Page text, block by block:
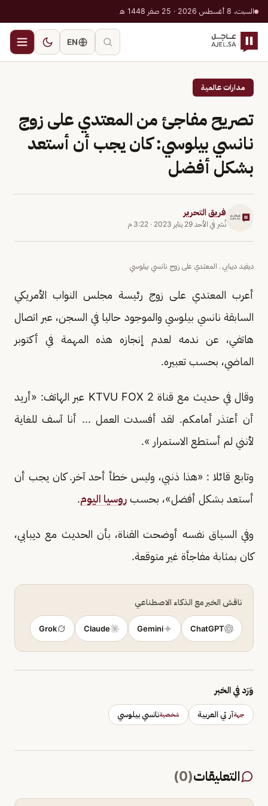
السبت، 8 أغسطس 2026 · 25 صفر 1448 هـ
EN
مدارات عالمية
تصريح مفاجئ من المعتدي على زوج
نانسي بيلوسي: كان يجب أن أستعد
بشكل أفضل
فريق التحرير
نُشر في الأحد 29 يناير 2023 · 3:22 م
ديفيد ديبابي ـ المعتدي على زوج نانسي بيلوسي
أعرب المعتدي على زوج رئيسة مجلس النواب الأمريكي
السابقة نانسي بيلوسي والموجود حاليا في السجن، عبر اتصال
هاتفي، عن ندمه لعدم إنجازه هذه المهمة في أكتوبر
الماضي، بحسب تعبيره.
وقال في حديث مع قناة KTVU FOX 2 عبر الهاتف: «أريد
أن أعتذر أمامكم. لقد أفسدت العمل ... أنا آسف للغاية
لأنني لم أستطع الاستمرار ».
وتابع قائلا : «هذا ذنبي، وليس خطأ أحد آخر. كان يجب أن
أستعد بشكل أفضل»، بحسب روسيا اليوم.
وفي السياق نفسه أوضحت القناة، بأن الحديث مع ديبابي،
كان بمثابة مفاجأة غير متوقعة.
ناقش الخبر مع الذكاء الاصطناعي
ChatGPT
Gemini
Claude
Grok
وَرَد في الخبر
جهةآر تي العربية شخصيةنانسي بيلوسي
التعليقات(
0
)